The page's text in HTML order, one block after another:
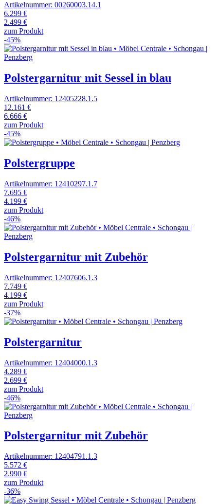
Artikelnummer: 00260003.14.1
6.299 €
2.499 €
zum Produkt
-45%
Polstergarnitur mit Sessel in blau
Artikelnummer: 12405228.1.5
12.161 €
6.666 €
zum Produkt
-45%
Polstergruppe
Artikelnummer: 12410297.1.7
7.695 €
4.199 €
zum Produkt
-46%
Polstergarnitur mit Zubehör
Artikelnummer: 12407606.1.3
7.749 €
4.199 €
zum Produkt
-37%
Polstergarnitur
Artikelnummer: 12404000.1.3
4.289 €
2.699 €
zum Produkt
-46%
Polstergarnitur mit Zubehör
Artikelnummer: 12404791.1.3
5.572 €
2.990 €
zum Produkt
-36%